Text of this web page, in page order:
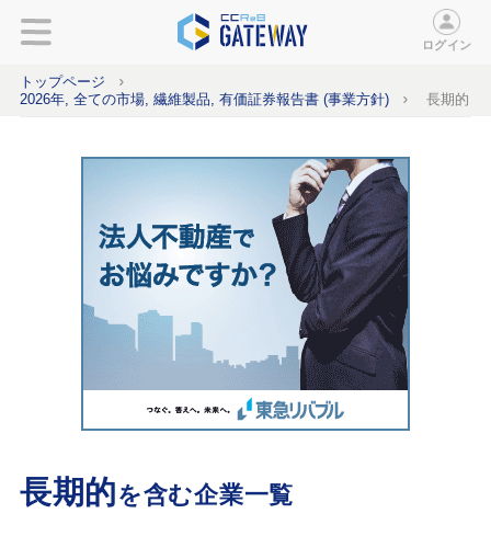
ログイン
トップページ
2026年, 全ての市場, 繊維製品, 有価証券報告書 (事業方針)
長期的
長期的を含む企業一覧